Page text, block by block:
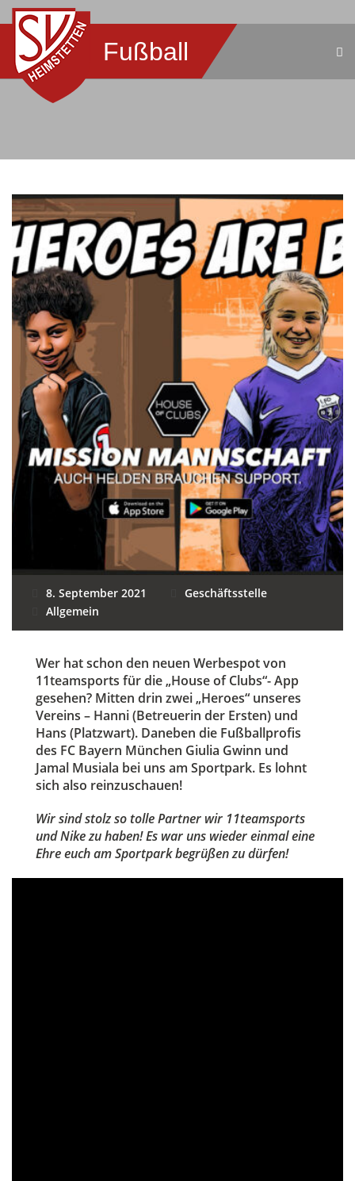
Fußball
8. September 2021
Geschäftsstelle
Allgemein
Wer hat schon den neuen Werbespot von
11teamsports für die „House of Clubs“- App
gesehen? Mitten drin zwei „Heroes“ unseres
Vereins – Hanni (Betreuerin der Ersten) und
Hans (Platzwart). Daneben die Fußballprofis
des FC Bayern München Giulia Gwinn und
Jamal Musiala bei uns am Sportpark. Es lohnt
sich also reinzuschauen!
Wir sind stolz so tolle Partner wir 11teamsports
und Nike zu haben! Es war uns wieder einmal eine
Ehre euch am Sportpark begrüßen zu dürfen!